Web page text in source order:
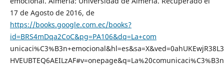
17 de Agosto de 2016, de
https://books.google.com.ec/books?
id=BRS4mDqa2CoC&pg=PA106&dq=La+com